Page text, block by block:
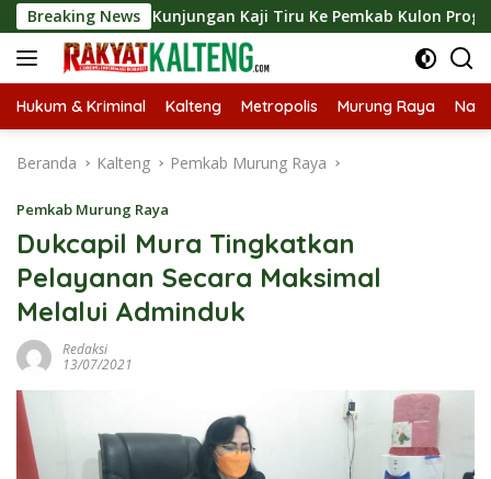
Langsung
ke
konten
Breaking News
Kunjungan Kaji Tiru Ke Pemkab Kulon Progo
Hukum & Kriminal Kalteng Metropolis Murung Raya
Beranda Kalteng Pemkab Murung Raya
Pemkab Murung Raya
Dukcapil Mura Tingkatkan
Pelayanan Secara Maksimal
Melalui Adminduk
Redaksi
13/07/2021